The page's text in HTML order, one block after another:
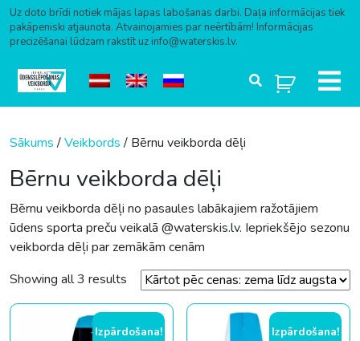
Uz doto brīdi notiek mājas lapas labošanas darbi. Daļa informācijas tiek
pakāpeniski atjaunota. Atvainojamies par neērtībām! Informācijas
precizēšanai lūdzam rakstīt uz info@waterskis.lv.
Sākums/Veikbords/ Bērnu veikborda dēļi
Bērnu veikborda dēļi
Bērnu veikborda dēļi no pasaules labākajiem ražotājiem
ūdens sporta preču veikalā @waterskis.lv. Iepriekšējo sezonu
veikborda dēļi par zemākām cenām
Showing all 3 results Sorted by price: low to high
Izpārdošana! Izpārdošana!